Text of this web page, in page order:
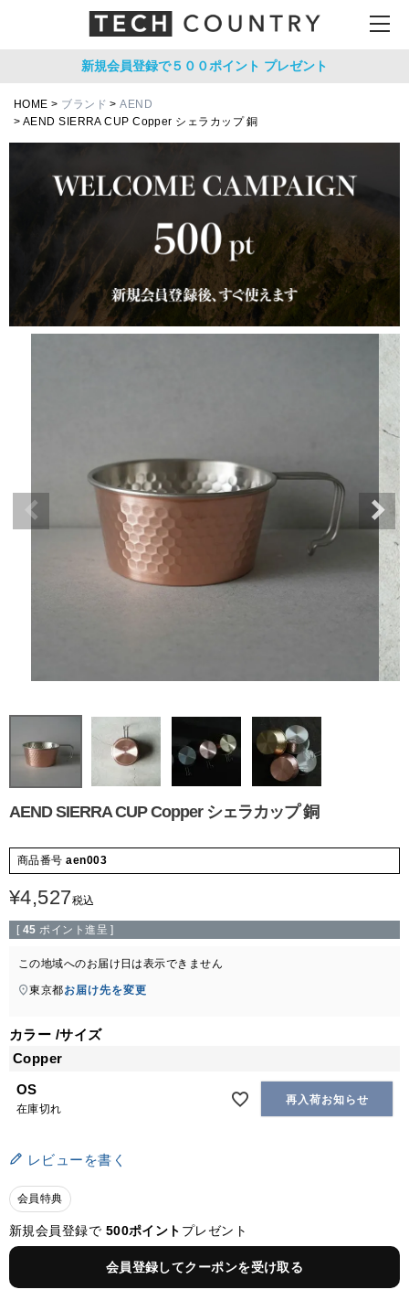
新規会員登録で５００ポイント プレゼント
HOME ブランド
AEND
AEND SIERRA CUP Copper シェラカップ 銅
AEND SIERRA CUP Copper シェラカップ 銅
商品番号 aen003
¥4,527税込
[ 45 ポイント進呈 ]
この地域へのお届け日は表示できません
東京都お届け先を変更
カラー サイズ
Copper
OS
在庫切れ
再入荷お知らせ
レビューを書く
会員特典
新規会員登録で 500ポイント プレゼント
会員登録してクーポンを受け取る